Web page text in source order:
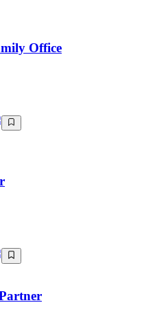
Office